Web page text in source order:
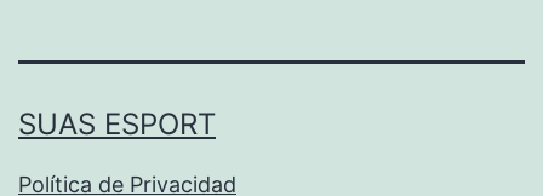
SUAS ESPORT
Política de Privacidad